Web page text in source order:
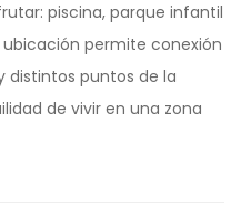
piscina, parque infantil
permite conexión
distintos puntos de la
de vivir en una zona